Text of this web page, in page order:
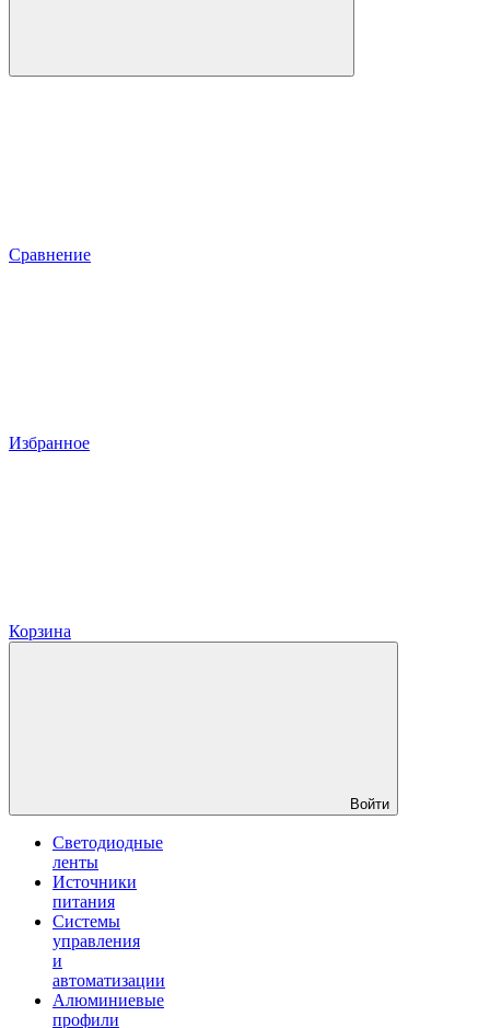
Сравнение
Избранное
Корзина
Войти
Светодиодные
ленты
Источники
питания
Системы
управления
и
автоматизации
Алюминиевые
профили